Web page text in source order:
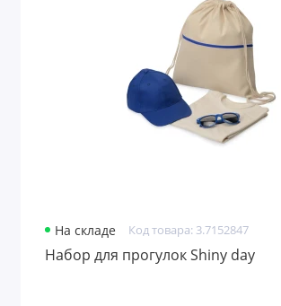
На складе Код товара: 3.7152847
Набор для прогулок Shiny day